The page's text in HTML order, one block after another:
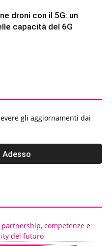
droni con il 5G: un
capacità del 6G
gli aggiornamenti dai
partnership, competenze e
del futuro